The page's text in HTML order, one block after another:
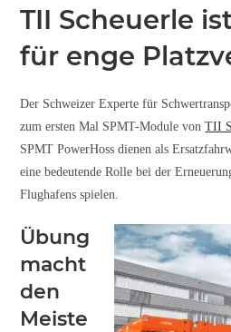
TII Scheuerle
für enge
Der Schweizer Experte für
zum ersten Mal SPMT-Module vonTII
SPMT PowerHoss dienen als
eine bedeutende Rolle bei der
Flughafens spielen.
Übung
macht
den
Meiste